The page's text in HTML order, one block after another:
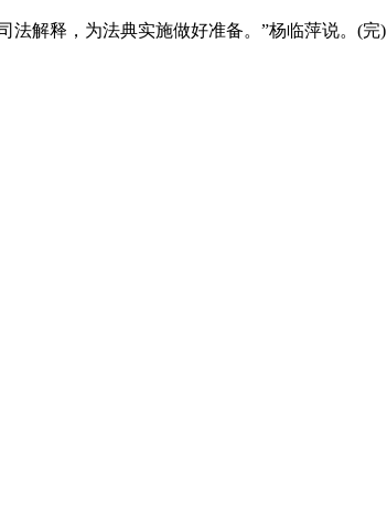
解释，为法典实施做好准备。”杨临萍说。(完)